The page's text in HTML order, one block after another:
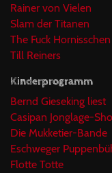
Rainer von Vielen
Slam der Titanen
The Fuck
Till Reiners
Kinderprogramm
Bernd Gieseking liest
Casipan Jonglage-
Die Mukketier-Bande
Eschweger
Flotte Totte